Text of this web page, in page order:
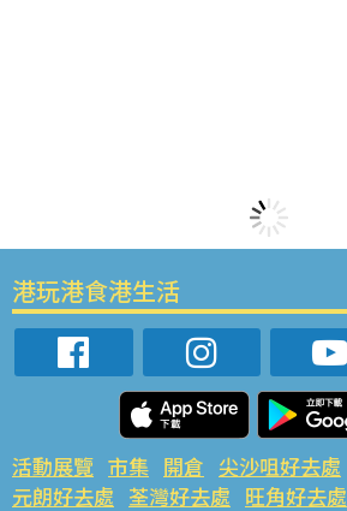
港玩港食港生活
活動展覽 市集 開倉 尖沙咀好去處
元朗好去處 荃灣好去處 旺角好去處